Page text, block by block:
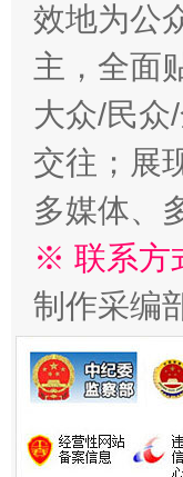
效地为公
主，全面
大众/民众
交往；展
多媒体、
※ 联系方
制作采编